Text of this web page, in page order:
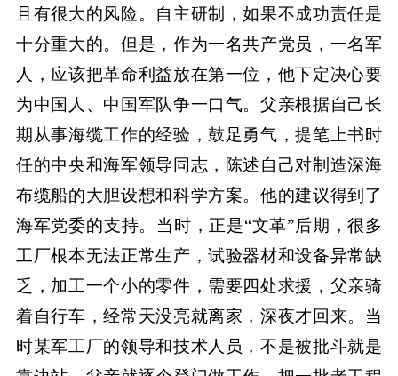
且有很大的风险。自主研制，如果不成功责任是
十分重大的。但是，作为一名共产党员，一名军
人，应该把革命利益放在第一位，他下定决心要
为中国人、中国军队争一口气。父亲根据自己长
期从事海缆工作的经验，鼓足勇气，提笔上书时
任的中央和海军领导同志，陈述自己对制造深海
布缆船的大胆设想和科学方案。他的建议得到了
海军党委的支持。当时，正是“文革”后期，很多
工厂根本无法正常生产，试验器材和设备异常缺
乏，加工一个小的零件，需要四处求援，父亲骑
着自行车，经常天没亮就离家，深夜才回来。当
时某军工厂的领导和技术人员，不是被批斗就是